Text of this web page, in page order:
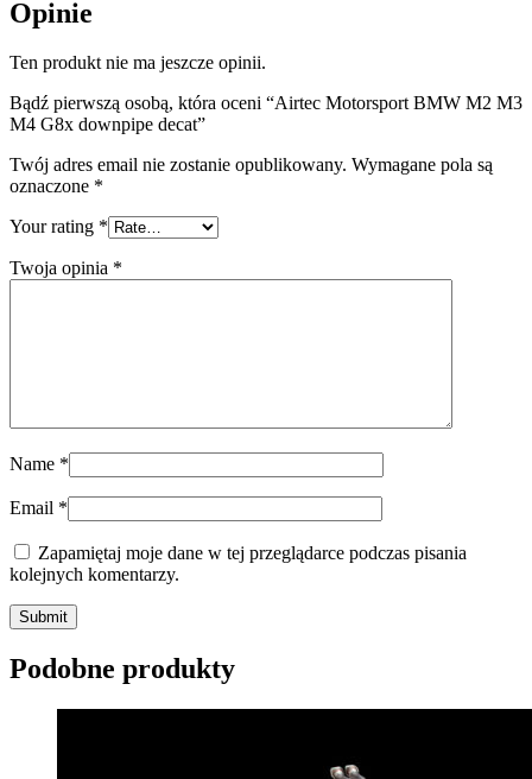
Opinie
Ten produkt nie ma jeszcze opinii.
Bądź pierwszą osobą, która oceni “Airtec Motorsport BMW M2 M3
M4 G8x downpipe decat”
Twój adres email nie zostanie opublikowany. Wymagane pola są
oznaczone *
Your rating *
Twoja opinia *
Name *
Email *
Zapamiętaj moje dane w tej przeglądarce podczas pisania
kolejnych komentarzy.
Submit
Podobne produkty